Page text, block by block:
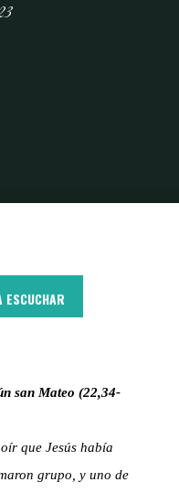
ESCUCHAR
san Mateo (22,34-
que Jesús había
grupo, y uno de